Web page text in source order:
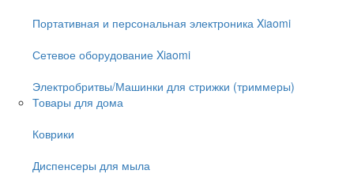
Портативная и персональная электроника Xiaomi
Сетевое оборудование Xiaomi
Электробритвы/Машинки для стрижки (триммеры)
Товары для дома
Коврики
Диспенсеры для мыла